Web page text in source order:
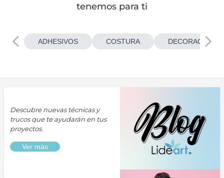
tenemos para ti
ADHESIVOS COSTURA
Descubre nuevas técnicas y
trucos que te ayudarán en tus
proyectos.
Ver más